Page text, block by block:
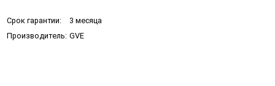
Срок гарантии:
3 месяца
Производитель: GVE